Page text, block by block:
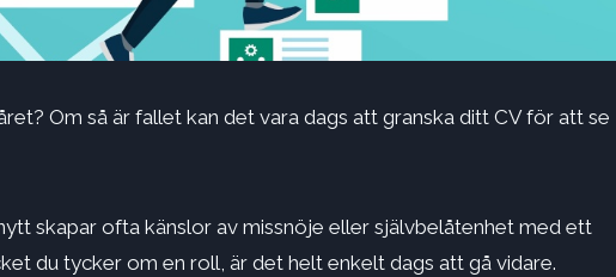
Om så är fallet kan det vara dags att granska ditt CV för att se
skapar ofta känslor av missnöje eller självbelåtenhet med ett
du tycker om en roll, är det helt enkelt dags att gå vidare.